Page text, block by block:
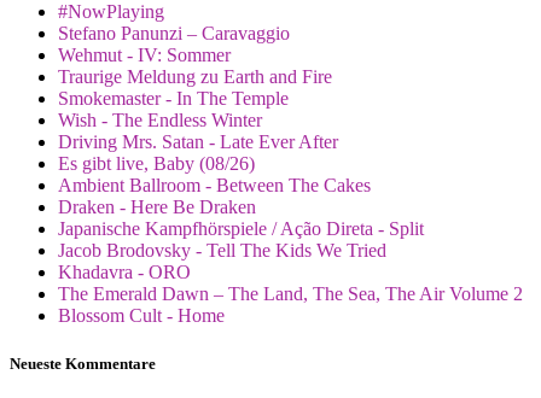
#NowPlaying
Stefano Panunzi – Caravaggio
Wehmut - IV: Sommer
Traurige Meldung zu Earth and Fire
Smokemaster - In The Temple
Wish - The Endless Winter
Driving Mrs. Satan - Late Ever After
Es gibt live, Baby (08/26)
Ambient Ballroom - Between The Cakes
Draken - Here Be Draken
Japanische Kampfhörspiele / Ação Direta - Split
Jacob Brodovsky - Tell The Kids We Tried
Khadavra - ORO
The Emerald Dawn – The Land, The Sea, The Air Volume 2
Blossom Cult - Home
Neueste Kommentare